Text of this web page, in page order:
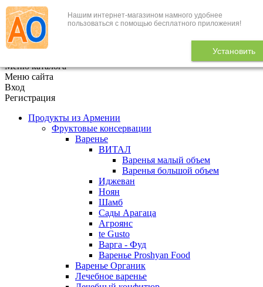
Нашим интернет-магазином намного удобнее
пользоваться с помощью бесплатного приложения!
Установить
+7 (495) 646-888-1
В корзине 0
Меню каталога
Меню сайта
Вход
Регистрация
Продукты из Армении
Фруктовые консервации
Варенье
ВИТАЛ
Варенья малый объем
Варенья большой объем
Иджеван
Ноян
Шамб
Сады Арагаца
Агроянс
te Gusto
Варга - Фуд
Варенье Proshyan Food
Варенье Органик
Лечебное варенье